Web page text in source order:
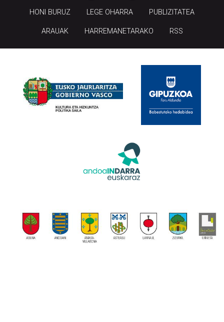
HONI BURUZ LEGE OHARRA PUBLIZITATEA
ARAUAK HARREMANETARAKO RSS